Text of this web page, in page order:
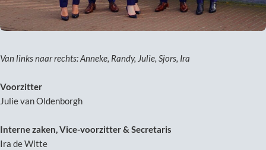
Van links naar rechts: Anneke, Randy, Julie, Sjors, Ira
Voorzitter
Julie van Oldenborgh
Interne zaken, Vice-voorzitter & Secretaris
Ira de Witte